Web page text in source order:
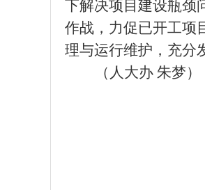
下解决项目建设瓶颈
作战，力促已开工项
理与运行维护，充分
（人大办 朱梦）